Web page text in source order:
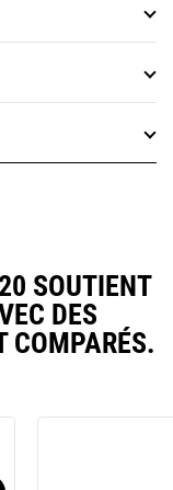
SOUTIENT
DES
COMPARÉS.